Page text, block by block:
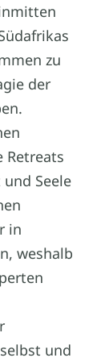
zu
der
Retreats
Seele
in
weshalb
und